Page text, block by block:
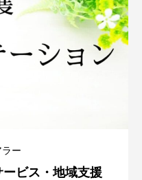
ー
ビス・地域支援